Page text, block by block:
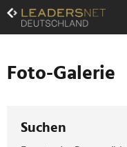
Zum
Inhalt
Zur
Navigation
ZurFoto-Galerie
Suchen